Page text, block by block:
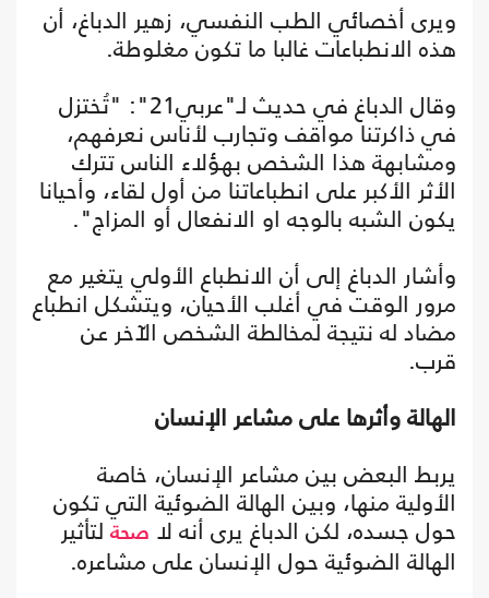
ويرى أخصائي الطب النفسي، زهير الدباغ، أن
هذه الانطباعات غالبا ما تكون مغلوطة.
وقال الدباغ في حديث لـ"عربي21": "تُختزل
في ذاكرتنا مواقف وتجارب لأناس نعرفهم،
ومشابهة هذا الشخص بهؤلاء الناس تترك
الأثر الأكبر على انطباعاتنا من أول لقاء، وأحيانا
يكون الشبه بالوجه او الانفعال أو المزاج".
وأشار الدباغ إلى أن الانطباع الأولي يتغير مع
مرور الوقت في أغلب الأحيان، ويتشكل انطباع
مضاد له نتيجة لمخالطة الشخص الآخر عن
قرب.
الهالة وأثرها على مشاعر الإنسان
يربط البعض بين مشاعر الإنسان، خاصة
الأولية منها، وبين الهالة الضوئية التي تكون
حول جسده، لكن الدباغ يرى أنه لا صحة لتأثير
الهالة الضوئية حول الإنسان على مشاعره.